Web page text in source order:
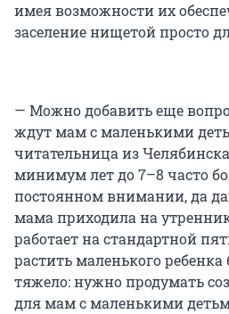
имея возможности их
заселение нищетой просто
— Можно добавить еще
ждут мам с маленькими
читательница из
минимум лет до 7–8 часто
постоянном внимании, да
мама приходила на
работает на стандартной
растить маленького ребенка
тяжело: нужно продумать
для мам с маленькими